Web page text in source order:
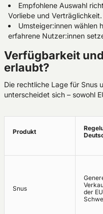
Empfohlene Auswahl
Vorliebe und Verträglichkeit.
Umsteiger:innen wählen
erfahrene Nutzer:innen
Verfügbarkeit
erlaubt?
Die rechtliche Lage für Snus
unterscheidet sich – sowohl
Produkt
Snus
der